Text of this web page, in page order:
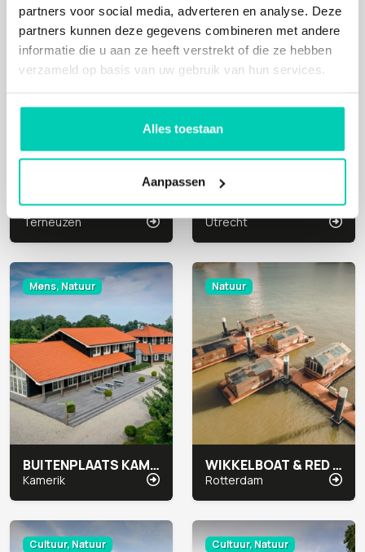
partners voor social media, adverteren en analyse. Deze
partners kunnen deze gegevens combineren met andere
informatie die u aan ze heeft verstrekt of die ze hebben
verzameld op basis van uw gebruik van hun services.
Alles toestaan
Aanpassen
Natuur
CO3 CAMPUS
Terneuzen
Mens, Natuur
MEDIA PLAZA AUDITORIUMGEBIED CONGRESCENTRUM
Utrecht
Mens, Natuur
BUITENPLAATS KAMERYCK
Kamerik
Natuur
WIKKELBOAT & RED APPLE MARINA
Rotterdam
Cultuur, Natuur Cultuur, Natuur